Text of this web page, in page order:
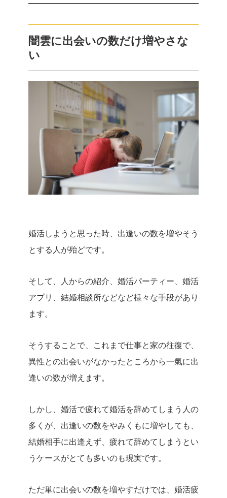
闇雲に出会いの数だけ増やさな
い
婚活しようと思った時、出逢いの数を増やそう
とする人が殆どです。
そして、人からの紹介、婚活パーティー、婚活
アプリ、結婚相談所などなど様々な手段があり
ます。
そうすることで、これまで仕事と家の往復で、
異性との出会いがなかったところから一氣に出
逢いの数が増えます。
しかし、婚活で疲れて婚活を辞めてしまう人の
多くが、出逢いの数をやみくもに増やしても、
結婚相手に出逢えず、疲れて辞めてしまうとい
うケースがとても多いのも現実です。
ただ単に出会いの数を増やすだけでは、婚活疲